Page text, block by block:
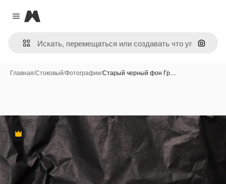
Close menu
Magnific
Поиск
Главная/Стоковый/Фотографии/Старый черный фон Гр…
Премиум